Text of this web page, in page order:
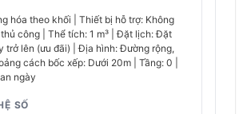
hóa theo khối | Thiết bị hỗ trợ: Không
công | Thể tích: 1 m³ | Đặt lịch: Đặt
trở lên (ưu đãi) | Địa hình: Đường rộng,
cách bốc xếp: Dưới 20m | Tầng: 0 |
ngày
SỐ